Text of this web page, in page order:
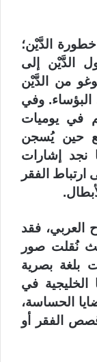
الدَّيْن؛
الدَّيْن إلى
من الدَّيْن
البؤساء. وفي
في يوميات
حين يُسجن
نجد إشارات
الفقر
العربي، فقد
نُقلت صور
بلغة بصرية
الخليجية في
الحساسة،
الفقر أو